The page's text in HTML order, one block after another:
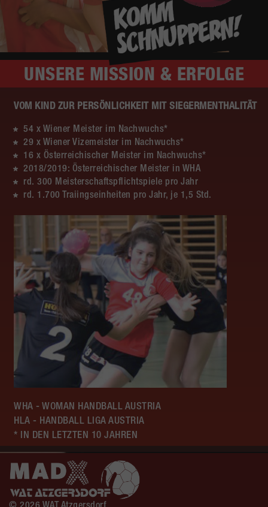
UNSERE MISSION & ERFOLGE
VOM KIND ZUR PERSÖNLICHKEIT MIT SIEGERMENTHALITÄT
54 x Wiener Meister im Nachwuchs*
29 x Wiener Vizemeister im Nachwuchs*
16 x Österreichischer Meister im Nachwuchs*
2018/2019: Österreichischer Meister in WHA
rd. 300 Meisterschaftspflichtspiele pro Jahr
rd. 1.700 Traiingseinheiten pro Jahr, je 1,5 Std.
WHA - WOMAN HANDBALL AUSTRIA
HLA - HANDBALL LIGA AUSTRIA
* IN DEN LETZTEN 10 JAHREN